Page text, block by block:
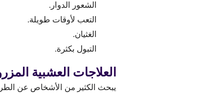
الشعور الدوار.
التعب لأوقات طويلة.
الغثيان.
التبول بكثرة.
العلاجات العشبية
يبحث الكثير من الأشخاص عن